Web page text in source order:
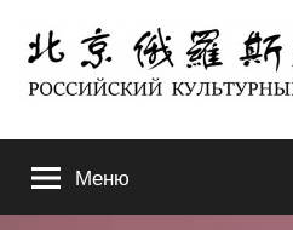
содержимому
北
京
ЦЕНТР
В
Меню